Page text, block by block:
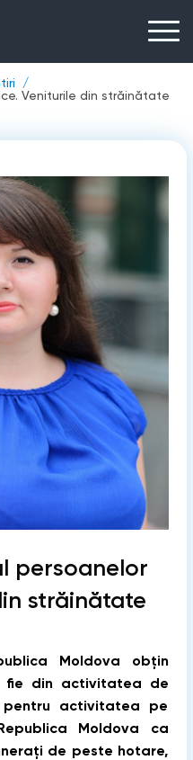
Veniturile din străinătate
persoanelor
străinătate
Moldova obțin
fie din activitatea de
pentru activitatea pe
Moldova ca
de peste hotare,